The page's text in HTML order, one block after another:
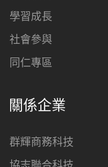
學習成長
社會參與
同仁專區
關係企業
群輝商務科技